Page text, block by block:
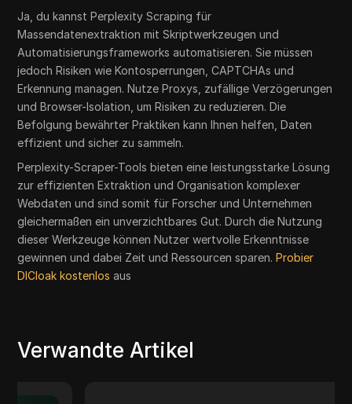
Ja, du kannst Perplexity Scraping für
Massendatenextraktion mit Skriptwerkzeugen und
Automatisierungsframeworks automatisieren. Sie müssen
jedoch Risiken wie Kontosperrungen, CAPTCHAs und
Erkennung managen. Nutze Proxys, zufällige Verzögerungen
und Browser-Isolation, um Risiken zu reduzieren. Die
Befolgung bewährter Praktiken kann Ihnen helfen, Daten
effizient und sicher zu sammeln.
Perplexity-Scraper-Tools bieten eine leistungsstarke Lösung
zur effizienten Extraktion und Organisation komplexer
Webdaten und sind somit für Forscher und Unternehmen
gleichermaßen ein unverzichtbares Gut. Durch die Nutzung
dieser Werkzeuge können Nutzer wertvolle Erkenntnisse
gewinnen und dabei Zeit und Ressourcen sparen.Probier
DICloak kostenlos aus
Verwandte Artikel